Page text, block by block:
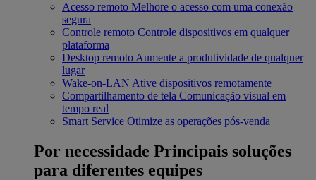
Acesso remoto Melhore o acesso com uma conexão
segura
Controle remoto Controle dispositivos em qualquer
plataforma
Desktop remoto Aumente a produtividade de qualquer
lugar
Wake-on-LAN Ative dispositivos remotamente
Compartilhamento de tela Comunicação visual em
tempo real
Smart Service Otimize as operações pós-venda
Por necessidade Principais soluções
para diferentes equipes